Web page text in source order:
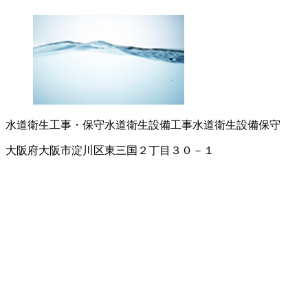
水道衛生工事・保守水道衛生設備工事水道衛生設備保守
大阪府大阪市淀川区東三国２丁目３０－１